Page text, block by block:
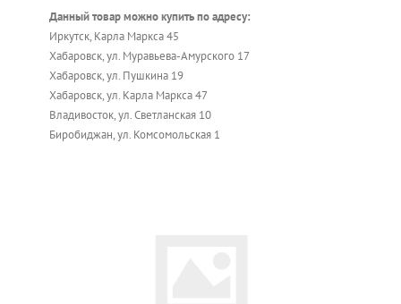
Данный товар можно купить по адресу:
Иркутск, Карла Маркса 45
Хабаровск, ул. Муравьева-Амурского 17
Хабаровск, ул. Пушкина 19
Хабаровск, ул. Карла Маркса 47
Владивосток, ул. Светланская 10
Биробиджан, ул. Комсомольская 1